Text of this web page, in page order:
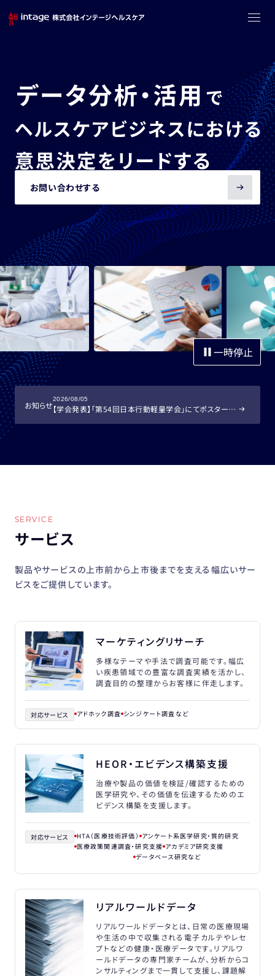
お問い合わせする
一時停止
お知らせ
2026/08/05
【学会発表】「第54回日本行動軽量学会」にてポスター発表を行います
SERVICE
サービス
製品やサービスの上市前から上市後までを支える幅広いサー
ビスをご提供しています。
マーケティングリサーチ
多様なテーマや手法で調査可能です。幅広
い疾患領域での豊富な調査実績を活かし、
調査目的の整理からお客様に伴走します。
対応サービス アドホック調査 シンジケート調査
HEOR・エビデンス構築支援
治療や製品の価値を検証/確認するための
医学研究や、その価値を伝達するためのエ
ビデンス構築を支援します。
対応サービス HTA（医療技術評価） アンケート系医学研究・質的研究
医療政策関連調査・研究支援 アカデミア研究支援
データベース研究
リアルワールドデータ
リアルワールドデータとは、日常の医療現場
や生活の中で収集される電子カルテやレセ
プトなどの健康・医療データです。リアルワ
ールドデータの専門家チームが、分析からコ
ンサルティングまで一貫して支援し、課題解